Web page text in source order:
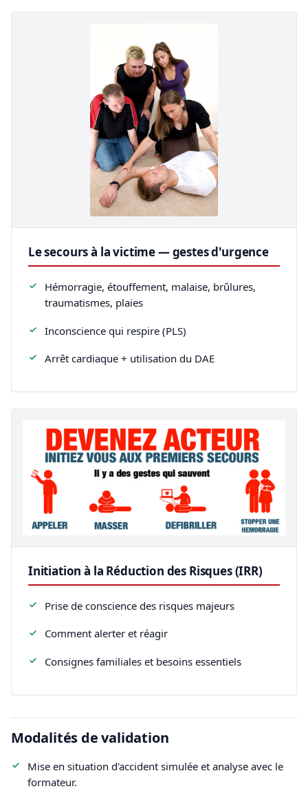
Le secours à la victime — gestes d'urgence
Hémorragie, étouffement, malaise, brûlures,
traumatismes, plaies
Inconscience qui respire (PLS)
Arrêt cardiaque + utilisation du DAE
Initiation à la Réduction des Risques (IRR)
Prise de conscience des risques majeurs
Comment alerter et réagir
Consignes familiales et besoins essentiels
Modalités de validation
Mise en situation d'accident simulée et analyse avec le
formateur.